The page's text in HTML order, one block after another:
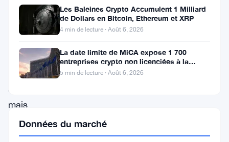
cryptomonnaies
pas
pour
spéculer,
mais
pour
intégrer
Les Baleines Crypto Accumulent 1 Milliard
de Dollars en Bitcoin, Ethereum et XRP
4 min de lecture · Août 6, 2026
La date limite de MiCA expose 1 700
entreprises crypto non licenciées à la
fraude par usurpation
5 min de lecture · Août 6, 2026
Données du marché